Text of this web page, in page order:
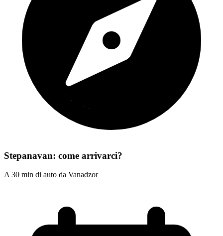
Stepanavan: come arrivarci?
A 30 min di auto da Vanadzor